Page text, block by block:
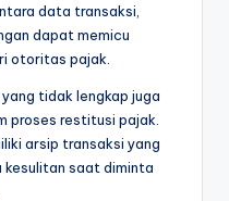
data transaksi,
dapat memicu
otoritas pajak.
tidak lengkap juga
proses restitusi pajak.
arsip transaksi yang
kesulitan saat diminta